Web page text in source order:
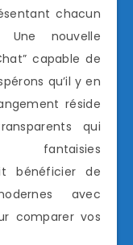
chacun
Une nouvelle
capable de
qu’il y en
réside
qui
fantaisies
bénéficier de
avec
comparer vos